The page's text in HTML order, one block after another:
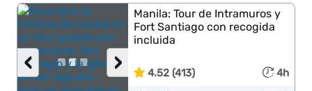
›
‹
Manila: Tour de Intramuros y
Fort Santiago con recogida
incluida
4.52 (413) 4h